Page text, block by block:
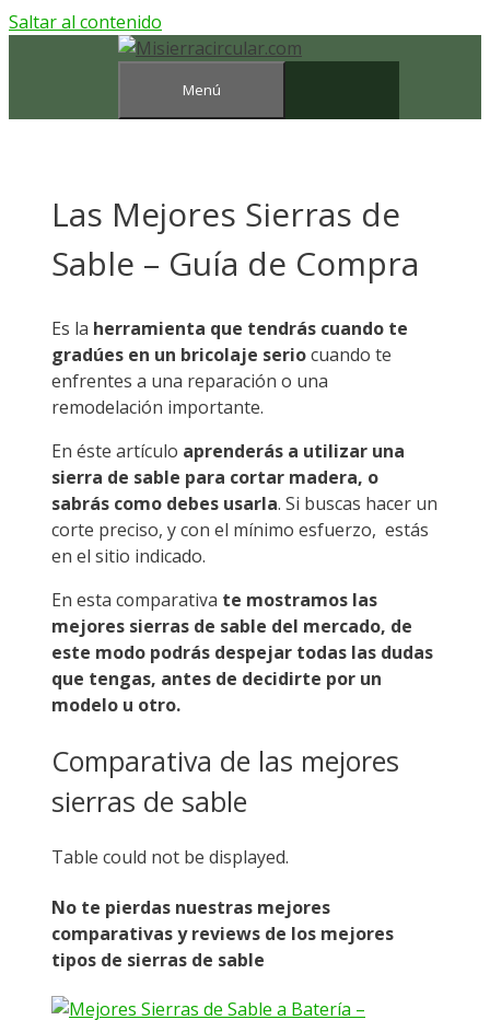
Saltar al contenido
Menú
Las Mejores Sierras de
Sable – Guía de Compra
Es la herramienta que tendrás cuando te
gradúes en un bricolaje seriocuando te
enfrentes a una reparación o una
remodelación importante.
En éste artículo aprenderás a utilizar una
sierra de sable para cortar madera, o
sabrás como debes usarla. Si buscas hacer un
corte preciso, y con el mínimo esfuerzo, estás
en el sitio indicado.
En esta comparativa te mostramos las
mejores sierras de sable del mercado, de
este modo podrás despejar todas las dudas
que tengas, antes de decidirte por un
modelo u otro.
Comparativa de las mejores
sierras de sable
Table could not be displayed.
No te pierdas nuestras mejores
comparativas y reviews de los mejores
tipos de sierras de sable